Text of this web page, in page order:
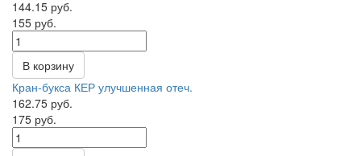
144.15 руб.
155 руб.
В корзину
Кран-букса КЕР улучшенная отеч.
162.75 руб.
175 руб.